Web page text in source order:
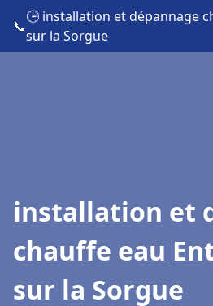
📞
🕒 installation et dépannage
sur la Sorgue
installation et
chauffe eau
sur la Sorgue